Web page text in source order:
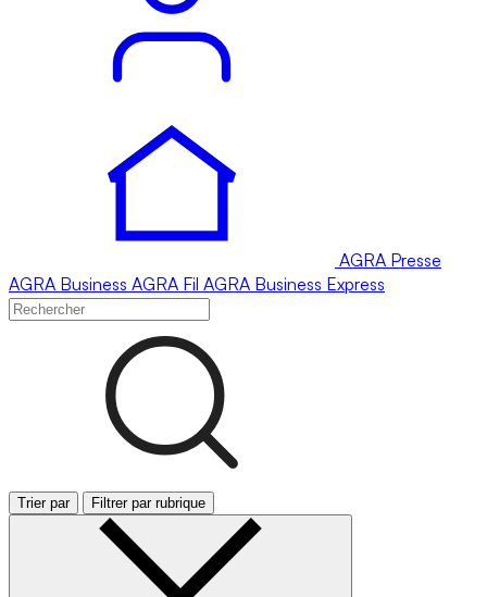
AGRA Presse
AGRA Business AGRA Fil AGRA Business Express
Trier par Filtrer par rubrique